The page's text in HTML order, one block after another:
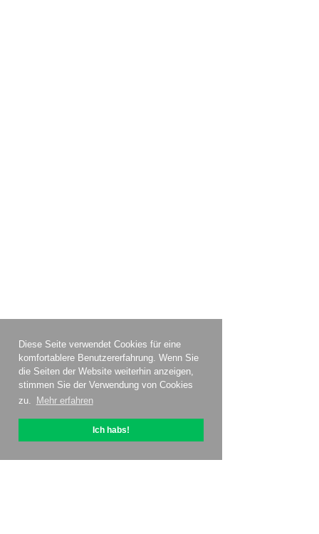
Diese Seite verwendet Cookies für eine
komfortablere Benutzererfahrung. Wenn Sie
die Seiten der Website weiterhin anzeigen,
stimmen Sie der Verwendung von Cookies
zu.
Mehr erfahren
Ich habs!